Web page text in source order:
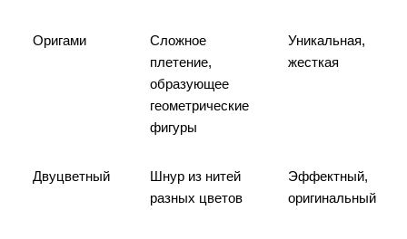
Оригами
Сложное
плетение,
образующее
геометрические
фигуры
Уникальная,
жесткая
Двуцветный
Шнур из нитей
разных цветов
Эффектный,
оригинальный